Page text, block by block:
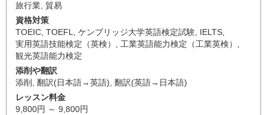
旅行業, 貿易
資格対策
TOEIC, TOEFL, ケンブリッジ大学英語検定試験, IELTS,
実用英語技能検定（英検） , 工業英語能力検定（工業英検） ,
観光英語能力検定
添削や翻訳
添削 , 翻訳(日本語→英語), 翻訳(英語→日本語)
レッスン料金
9,800円 ～ 9,800円